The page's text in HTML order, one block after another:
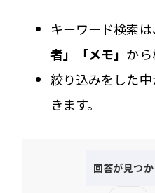
キーワード検索は
者」「メモ」 から
絞り込みをした
きます。
回答が見つ